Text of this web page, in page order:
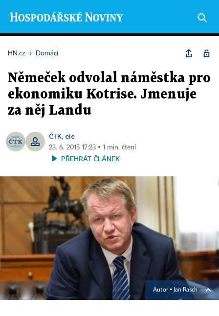
HN.cz › Domácí
Němeček odvolal náměstka pro
ekonomiku Kotrise. Jmenuje
za něj Landu
ČTK, eie
23. 6. 2015 17:23 ▪ 1 min. čtení
PŘEHRÁT ČLÁNEK
Autor ▪ Jan Rasch